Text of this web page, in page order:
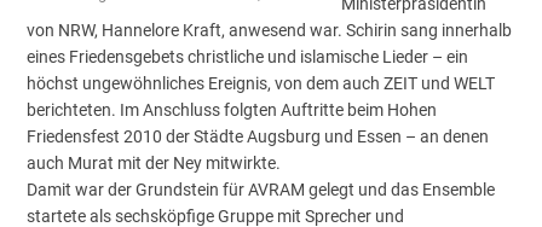
von NRW, Hannelore Kraft, anwesend war. Schirin sang innerhalb
eines Friedensgebets christliche und islamische Lieder – ein
höchst ungewöhnliches Ereignis, von dem auch ZEIT und WELT
berichteten. Im Anschluss folgten Auftritte beim Hohen
Friedensfest 2010 der Städte Augsburg und Essen – an denen
auch Murat mit der Ney mitwirkte.
Damit war der Grundstein für AVRAM gelegt und das Ensemble
startete als sechsköpfige Gruppe mit Sprecher und